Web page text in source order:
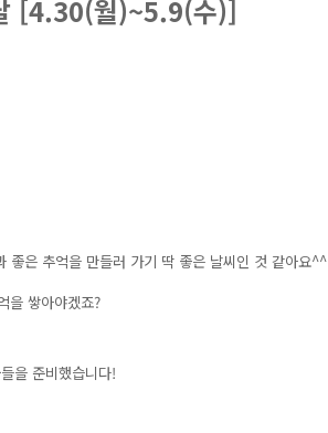
[4.30(월)~5.9(수)]
좋은 추억을 만들러 가기 딱 좋은 날씨인 것 같아요^^
을 쌓아야겠죠?
을 준비했습니다!